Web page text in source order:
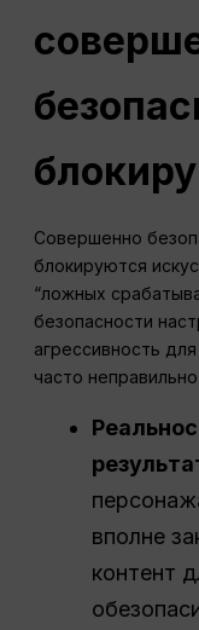
Совершенно
блокируются
“ложных
безопасности
агрессивность
часто
вполне
контент